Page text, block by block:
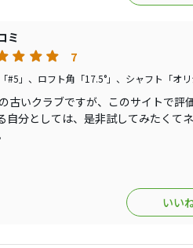
、当たり負けせず真っすぐ飛ん
ドのセカンドで使いましたが、
した。
すぐ目標に打てる寛容なフェア
より飛びませんが、適度な重
で手に入れにくいですが、初心
ミ
7
#5」、ロフト角「17.5°」、シャフト「オ
古いクラブですが、このサイトで評
自分としては、是非試してみたくて
から比べるとヘッド体積がコンパク
常に構え易い。実際に打ってみて芯
ナーて感じですね（笑）
く、弾き感は無いのですが、打感
いい